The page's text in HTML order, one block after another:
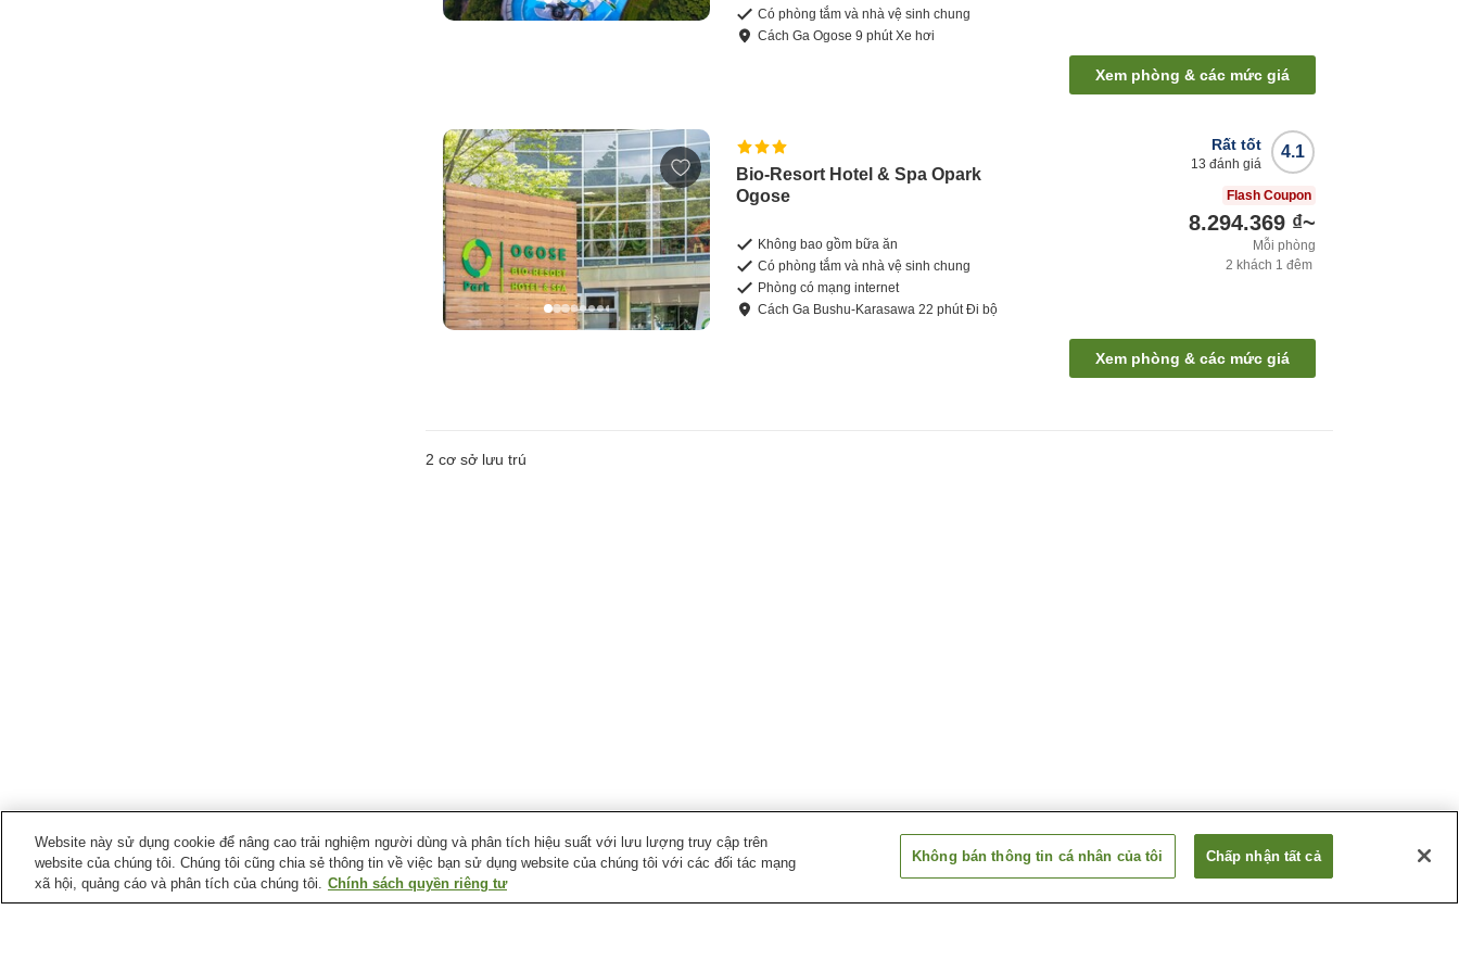
Có phòng tắm và nhà vệ sinh chung
CáchGa Ogose9 phútXe hơi
Xem phòng & các mức giá
Bio-Resort Hotel & Spa Opark
Ogose
Không bao gồm bữa ăn
Có phòng tắm và nhà vệ sinh chung
Phòng có mạng internet
CáchGa Bushu-Karasawa22 phútĐi bộ
4.1
Rất tốt
13 đánh giá
Flash Coupon
8.294.369 ₫~
Mỗi phòng
2 khách 1 đêm
Xem phòng & các mức giá
2 cơ sở lưu trú
Ga xe lửa tại Thị trấn Ogose
Website này sử dụng cookie để nâng cao trải nghiệm người dùng và phân tích hiệu suất với lưu lượng truy cập trên
website của chúng tôi. Chúng tôi cũng chia sẻ thông tin về việc bạn sử dụng website của chúng tôi với các đối tác mạng
xã hội, quảng cáo và phân tích của chúng tôi. Chính sách quyền riêng tư
Không bán thông tin cá nhân của tôi Chấp nhận tất cả